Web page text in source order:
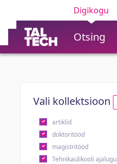
Digikogu
Otsing
Vali kollektsioon
artiklid
doktoritööd
magistritööd
Tehnikaülikooli ajalugu